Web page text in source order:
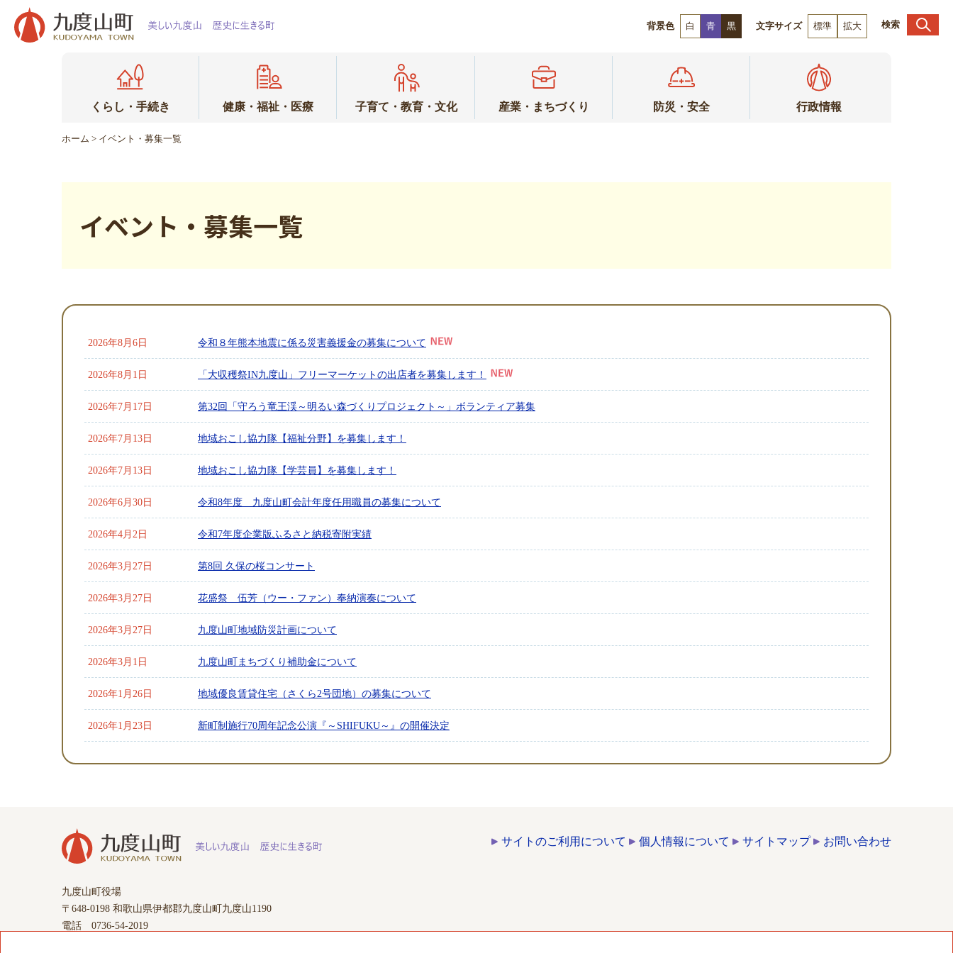
背景色 白 青 黒 文字サイズ 標準 拡大 検索
くらし・手続き 健康・福祉・医療 子育て・教育・文化 産業・まちづくり 防災・安全 行政情報
ホーム > イベント・募集一覧
イベント・募集一覧
2026年8月6日 令和８年熊本地震に係る災害義援金の募集について
2026年8月1日 「大収穫祭IN九度山」フリーマーケットの出店者を募集します！
2026年7月17日 第32回「守ろう竜王渓～明るい森づくりプロジェクト～」ボランティア募集
2026年7月13日 地域おこし協力隊【福祉分野】を募集します！
2026年7月13日 地域おこし協力隊【学芸員】を募集します！
2026年6月30日 令和8年度 九度山町会計年度任用職員の募集について
2026年4月2日 令和7年度企業版ふるさと納税寄附実績
2026年3月27日 第8回 久保の桜コンサート
2026年3月27日 花盛祭 伍芳（ウー・ファン）奉納演奏について
2026年3月27日 九度山町地域防災計画について
2026年3月1日 九度山町まちづくり補助金について
2026年1月26日 地域優良賃貸住宅（さくら2号団地）の募集について
2026年1月23日 新町制施行70周年記念公演『～SHIFUKU～』の開催決定
九度山町役場
〒648-0198 和歌山県伊都郡九度山町九度山1190
電話 0736-54-2019
サイトのご利用について 個人情報について サイトマップ お問い合わせ